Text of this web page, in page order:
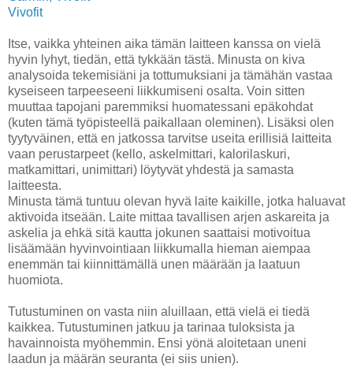
Vivofit
Itse, vaikka yhteinen aika tämän laitteen kanssa on vielä
hyvin lyhyt, tiedän, että tykkään tästä. Minusta on kiva
analysoida tekemisiäni ja tottumuksiani ja tämähän vastaa
kyseiseen tarpeeseeni liikkumiseni osalta. Voin sitten
muuttaa tapojani paremmiksi huomatessani epäkohdat
(kuten tämä työpisteellä paikallaan oleminen). Lisäksi olen
tyytyväinen, että en jatkossa tarvitse useita erillisiä laitteita
vaan perustarpeet (kello, askelmittari, kalorilaskuri,
matkamittari, unimittari) löytyvät yhdestä ja samasta
laitteesta.
Minusta tämä tuntuu olevan hyvä laite kaikille, jotka haluavat
aktivoida itseään. Laite mittaa tavallisen arjen askareita ja
askelia ja ehkä sitä kautta jokunen saattaisi motivoitua
lisäämään hyvinvointiaan liikkumalla hieman aiempaa
enemmän tai kiinnittämällä unen määrään ja laatuun
huomiota.
Tutustuminen on vasta niin aluillaan, että vielä ei tiedä
kaikkea. Tutustuminen jatkuu ja tarinaa tuloksista ja
havainnoista myöhemmin. Ensi yönä aloitetaan uneni
laadun ja määrän seuranta (ei siis unien).